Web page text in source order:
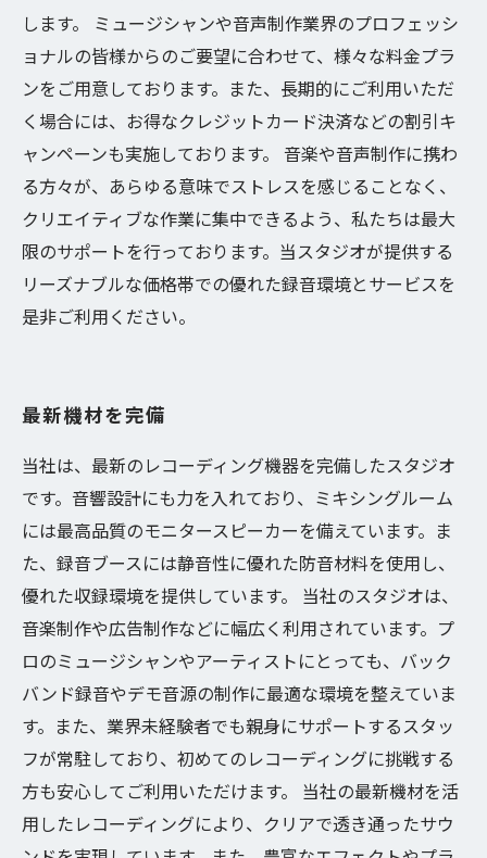
します。 ミュージシャンや音声制作業界のプロフェッシ
ョナルの皆様からのご要望に合わせて、様々な料金プラ
ンをご用意しております。また、長期的にご利用いただ
く場合には、お得なクレジットカード決済などの割引キ
ャンペーンも実施しております。 音楽や音声制作に携わ
る方々が、あらゆる意味でストレスを感じることなく、
クリエイティブな作業に集中できるよう、私たちは最大
限のサポートを行っております。当スタジオが提供する
リーズナブルな価格帯での優れた録音環境とサービスを
是非ご利用ください。
最新機材を完備
当社は、最新のレコーディング機器を完備したスタジオ
です。音響設計にも力を入れており、ミキシングルーム
には最高品質のモニタースピーカーを備えています。ま
た、録音ブースには静音性に優れた防音材料を使用し、
優れた収録環境を提供しています。 当社のスタジオは、
音楽制作や広告制作などに幅広く利用されています。プ
ロのミュージシャンやアーティストにとっても、バック
バンド録音やデモ音源の制作に最適な環境を整えていま
す。また、業界未経験者でも親身にサポートするスタッ
フが常駐しており、初めてのレコーディングに挑戦する
方も安心してご利用いただけます。 当社の最新機材を活
用したレコーディングにより、クリアで透き通ったサウ